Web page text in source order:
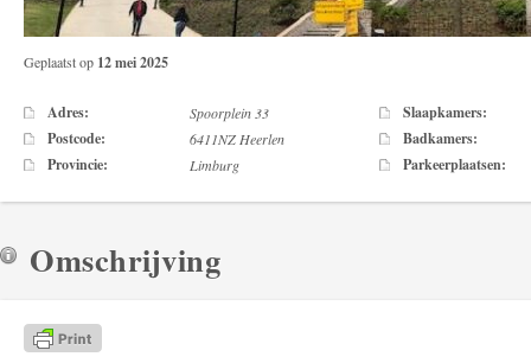
Geplaatst op 12 mei 2025
Adres: Spoorplein 33
Postcode: 6411NZ Heerlen
Provincie: Limburg
Slaapkamers:
Badkamers:
Parkeerplaatsen:
Omschrijving